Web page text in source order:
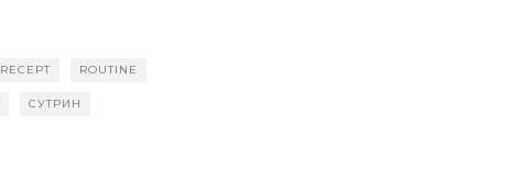
RECEPT ROUTINE
СУТРИН